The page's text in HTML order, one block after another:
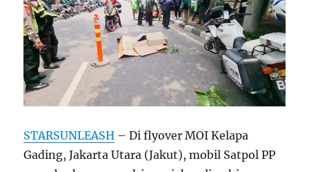
STARSUNLEASH – Di flyover MOI Kelapa
Gading, Jakarta Utara (Jakut), mobil Satpol PP